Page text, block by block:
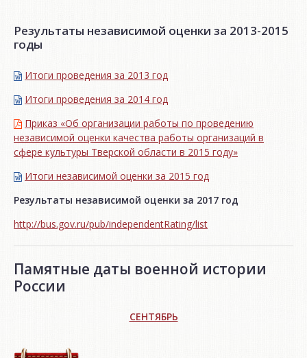
Результаты независимой оценки за 2013-2015
годы
Итоги проведения за 2013 год
Итоги проведения за 2014 год
Приказ «Об организации работы по проведению
независимой оценки качества работы организаций в
сфере культуры Тверской области в 2015 году»
Итоги независимой oценки за 2015 год
Результаты независимой оценки за 2017 год
http://bus.gov.ru/pub/independentRating/list
Памятные даты военной истории
России
СЕНТЯБРЬ